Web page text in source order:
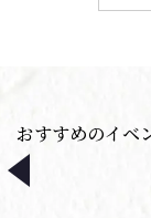
おすすめのイベ